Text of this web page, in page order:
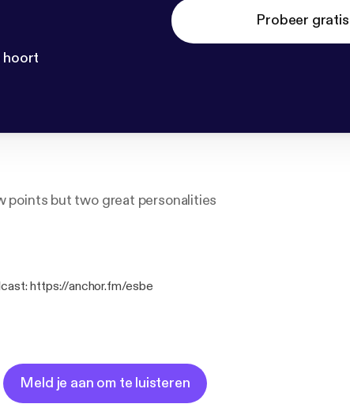
hoort
Probeer gratis
points but two great personalities
https://anchor.fm/esbe
Meld je aan om te luisteren